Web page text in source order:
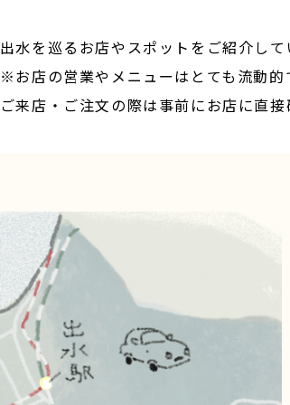
出水を巡るお店やスポットをご紹介して
※お店の営業やメニューはとても流動的
ご来店・ご注文の際は事前にお店に直